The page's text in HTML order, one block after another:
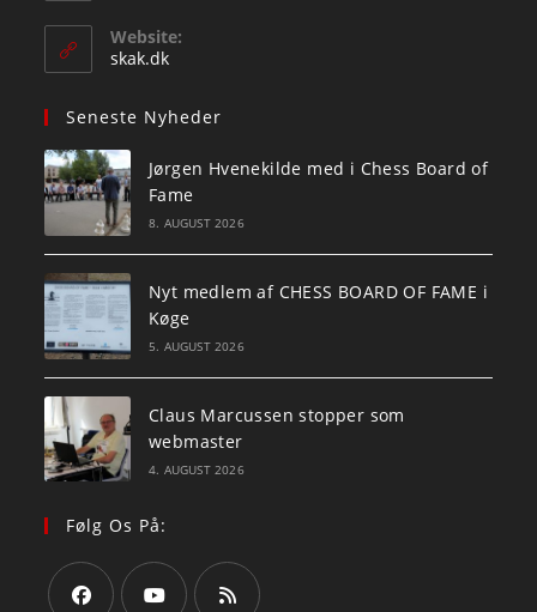
Website:
skak.dk
Seneste Nyheder
Jørgen Hvenekilde med i Chess Board of
Fame
8. AUGUST 2026
Nyt medlem af CHESS BOARD OF FAME i
Køge
5. AUGUST 2026
Claus Marcussen stopper som
webmaster
4. AUGUST 2026
Følg Os På: